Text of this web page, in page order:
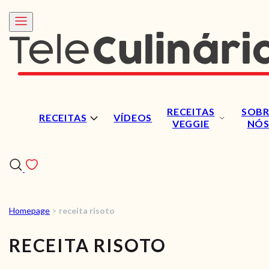
RECEITAS VÍDEOS
RECEITAS
VEGGIE
NÓS
VÍDEOS
Homepage > receita risoto
RECEITA RISOTO